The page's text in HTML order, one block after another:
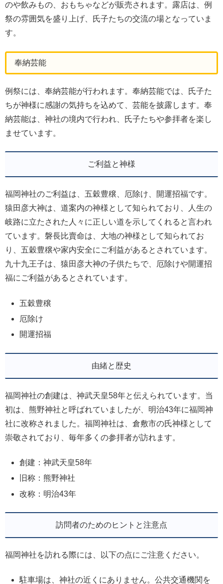
のや飲みもの、おもちゃなどが販売されます。露店は、例
祭の雰囲気を盛り上げ、氏子たちの交流の場となっていま
す。
奉納芸能
例祭には、奉納芸能が行われます。奉納芸能では、氏子た
ちが神様に感謝の気持ちを込めて、芸能を披露します。奉
納芸能は、神社の境内で行われ、氏子たちや参拝者を楽し
ませています。
ご利益と神様
福岡神社のご利益は、五穀豊穣、厄除け、開運招福です。
猿田彦大神は、道案内の神様として知られており、人生の
岐路に立たされた人々に正しい道を示してくれると言われ
ています。磐長比賣命は、大地の神様として知られてお
り、五穀豊穣や家内安全にご利益があるとされています。
九十九王子は、猿田彦大神の子供たちで、厄除けや開運招
福にご利益があるとされています。
五穀豊穣
厄除け
開運招福
由緒と歴史
福岡神社の創建は、神武天皇58年と伝えられています。当
初は、熊野神社と呼ばれていましたが、明治43年に福岡神
社に改称されました。福岡神社は、倉敷市の氏神様として
崇敬されており、毎年多くの参拝者が訪れます。
創建：神武天皇58年
旧称：熊野神社
改称：明治43年
訪問者のためのヒントと注意点
福岡神社を訪れる際には、以下の点にご注意ください。
駐車場は、神社の近くにありません。公共交通機関を